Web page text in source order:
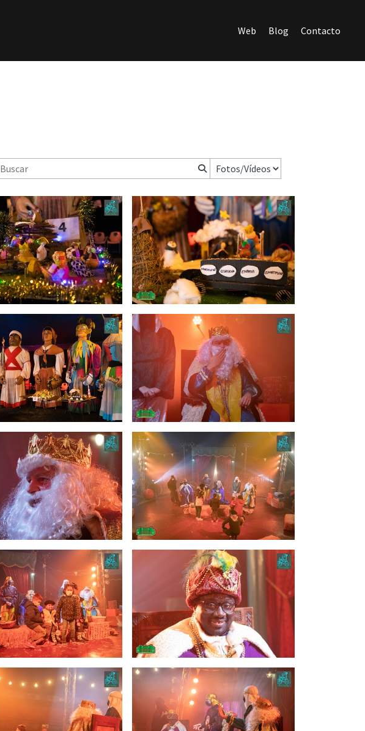
Web Blog Contacto